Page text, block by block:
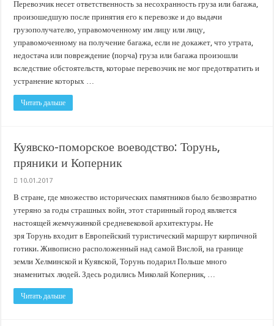
Перевозчик несет ответственность за несохранность груза или багажа,
произошедшую после принятия его к перевозке и до выдачи
грузополучателю, управомоченному им лицу или лицу,
управомоченному на получение багажа, если не докажет, что утрата,
недостача или повреждение (порча) груза или багажа произошли
вследствие обстоятельств, которые перевозчик не мог предотвратить и
устранение которых …
Читать дальше
Куявско-поморское воеводство: Торунь,
пряники и Коперник
10.01.2017
В стране, где множество исторических памятников было безвозвратно
утеряно за годы страшных войн, этот старинный город является
настоящей жемчужинкой средневековой архитектуры. Не
зря Торунь входит в Европейский туристический маршрут кирпичной
готики. Живописно расположенный над самой Вислой, на границе
земли Хелминской и Куявской, Торунь подарил Польше много
знаменитых людей. Здесь родились Миколай Коперник, …
Читать дальше